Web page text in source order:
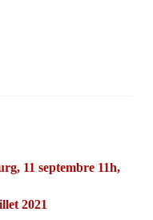
11 septembre 11h,
2021